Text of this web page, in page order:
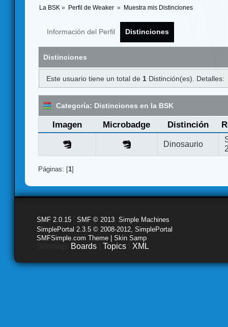
La BSK » Perfil de Weaker » Muestra mis Distinciones
Información del Perfil Distinciones
Distinciones
Este usuario tiene un total de 1 Distinción(es). Detalles:
Categoría: Distinciones en la BSK
Imagen Microbadge Distinción
Dinosaurio
Páginas: [1]
SMF 2.0.15 SMF © 2013 Simple Machines
SimplePortal 2.3.5 © 2008-2012, SimplePortal
SMFSimple.com Theme | Skin Samp
Boards Topics XML